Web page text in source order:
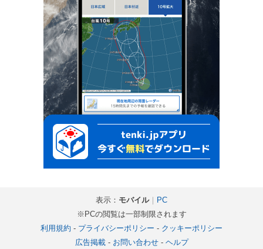
表示： モバイル｜ PC
※PCの閲覧は一部制限されます
利用規約 - プライバシーポリシー - クッキーポリシー
広告掲載- お問い合わせ- ヘルプ